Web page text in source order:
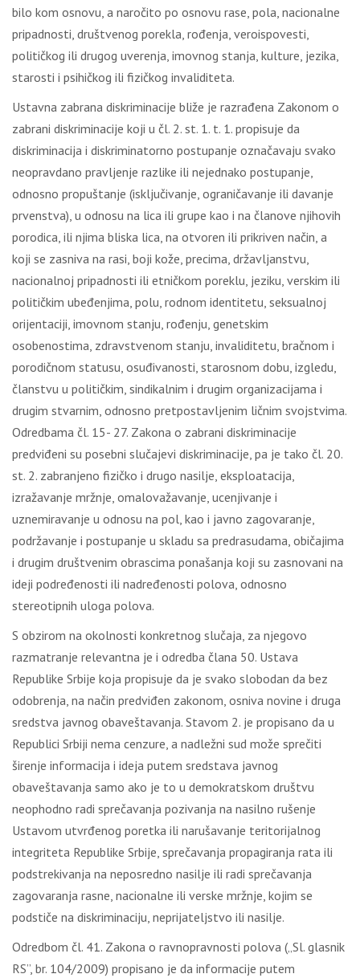
bilo kom osnovu, a naročito po osnovu rase, pola, nacionalne
pripadnosti, društvenog porekla, rođenja, veroispovesti,
političkog ili drugog uverenja, imovnog stanja, kulture, jezika,
starosti i psihičkog ili fizičkog invaliditeta.
Ustavna zabrana diskriminacije bliže je razrađena Zakonom o
zabrani diskriminacije koji u čl. 2. st. 1. t. 1. propisuje da
diskriminacija i diskriminatorno postupanje označavaju svako
neopravdano pravljenje razlike ili nejednako postupanje,
odnosno propuštanje (isključivanje, ograničavanje ili davanje
prvenstva), u odnosu na lica ili grupe kao i na članove njihovih
porodica, ili njima bliska lica, na otvoren ili prikriven način, a
koji se zasniva na rasi, boji kože, precima, državljanstvu,
nacionalnoj pripadnosti ili etničkom poreklu, jeziku, verskim ili
političkim ubeđenjima, polu, rodnom identitetu, seksualnoj
orijentaciji, imovnom stanju, rođenju, genetskim
osobenostima, zdravstvenom stanju, invaliditetu, bračnom i
porodičnom statusu, osuđivanosti, starosnom dobu, izgledu,
članstvu u političkim, sindikalnim i drugim organizacijama i
drugim stvarnim, odnosno pretpostavljenim ličnim svojstvima.
Odredbama čl. 15- 27. Zakona o zabrani diskriminacije
predviđeni su posebni slučajevi diskriminacije, pa je tako čl. 20.
st. 2. zabranjeno fizičko i drugo nasilje, eksploatacija,
izražavanje mržnje, omalovažavanje, ucenjivanje i
uznemiravanje u odnosu na pol, kao i javno zagovaranje,
podržavanje i postupanje u skladu sa predrasudama, običajima
i drugim društvenim obrascima ponašanja koji su zasnovani na
ideji podređenosti ili nadređenosti polova, odnosno
stereotipnih uloga polova.
S obzirom na okolnosti konkretnog slučaja, za njegovo
razmatranje relevantna je i odredba člana 50. Ustava
Republike Srbije koja propisuje da je svako slobodan da bez
odobrenja, na način predviđen zakonom, osniva novine i druga
sredstva javnog obaveštavanja. Stavom 2. je propisano da u
Republici Srbiji nema cenzure, a nadležni sud može sprečiti
širenje informacija i ideja putem sredstava javnog
obaveštavanja samo ako je to u demokratskom društvu
neophodno radi sprečavanja pozivanja na nasilno rušenje
Ustavom utvrđenog poretka ili narušavanje teritorijalnog
integriteta Republike Srbije, sprečavanja propagiranja rata ili
podstrekivanja na neposredno nasilje ili radi sprečavanja
zagovaranja rasne, nacionalne ili verske mržnje, kojim se
podstiče na diskriminaciju, neprijateljstvo ili nasilje.
Odredbom čl. 41. Zakona o ravnopravnosti polova („Sl. glasnik
RS”, br. 104/2009) propisano je da informacije putem